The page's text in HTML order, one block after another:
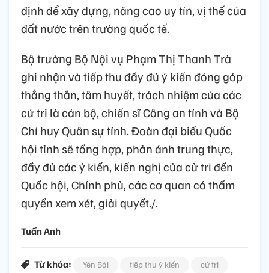
định để xây dựng, nâng cao uy tín, vị thế của
đất nước trên trường quốc tế.
Bộ trưởng Bộ Nội vụ Phạm Thị Thanh Trà
ghi nhận và tiếp thu đầy đủ ý kiến đóng góp
thẳng thắn, tâm huyết, trách nhiệm của các
cử tri là cán bộ, chiến sĩ Công an tỉnh và Bộ
Chỉ huy Quân sự tỉnh. Đoàn đại biểu Quốc
hội tỉnh sẽ tổng hợp, phản ánh trung thực,
đầy đủ các ý kiến, kiến nghị của cử tri đến
Quốc hội, Chính phủ, các cơ quan có thẩm
quyền xem xét, giải quyết./.
Tuấn Anh
Từ khóa: Yên Bái tiếp thu ý kiến
cử tri